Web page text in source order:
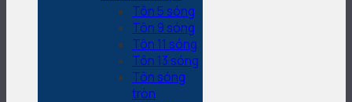
Tôn 5 sóng
Tôn 9 sóng
Tôn 11 sóng
Tôn 13 sóng
Tôn sóng
tròn